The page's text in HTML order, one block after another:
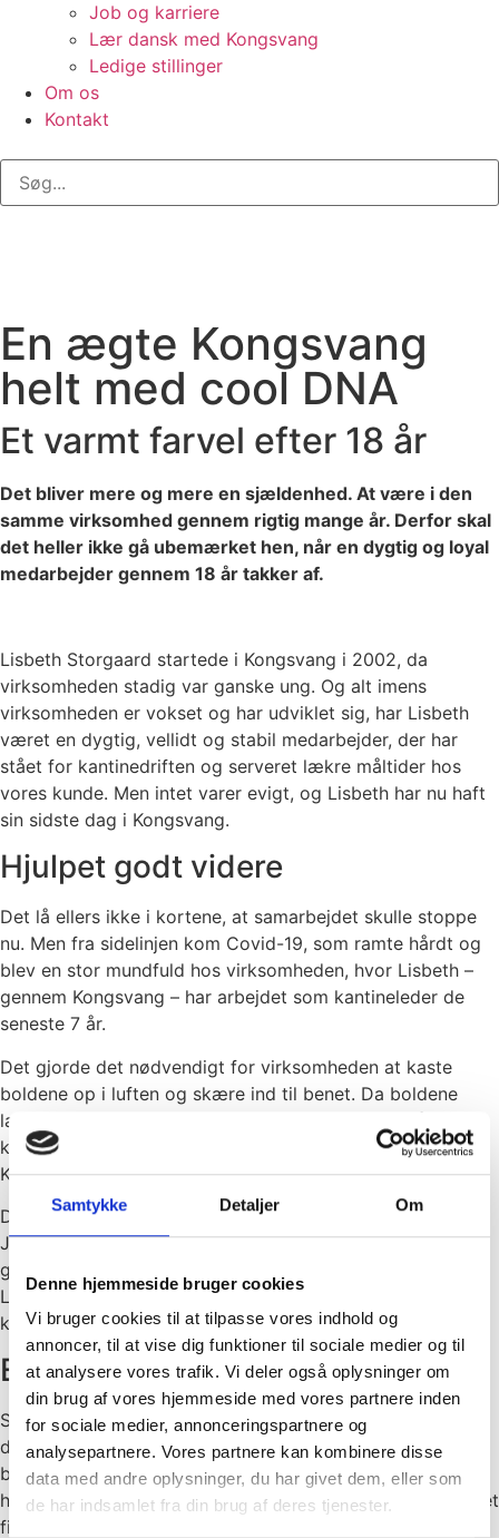
Samtykke Detaljer Om
Denne hjemmeside bruger cookies
Vi bruger cookies til at tilpasse vores indhold og
annoncer, til at vise dig funktioner til sociale medier og til
at analysere vores trafik. Vi deler også oplysninger om
din brug af vores hjemmeside med vores partnere inden
for sociale medier, annonceringspartnere og
analysepartnere. Vores partnere kan kombinere disse
data med andre oplysninger, du har givet dem, eller som
de har indsamlet fra din brug af deres tjenester.
Job og karriere
Lær dansk med Kongsvang
Ledige stillinger
Om os
Kontakt
En ægte Kongsvang
helt med cool DNA
Et varmt farvel efter 18 år
Det bliver mere og mere en sjældenhed. At være i den
samme virksomhed gennem rigtig mange år. Derfor skal
det heller ikke gå ubemærket hen, når en dygtig og loyal
medarbejder gennem 18 år takker af.
Lisbeth Storgaard startede i Kongsvang i 2002, da
virksomheden stadig var ganske ung. Og alt imens
virksomheden er vokset og har udviklet sig, har Lisbeth
været en dygtig, vellidt og stabil medarbejder, der har
stået for kantinedriften og serveret lækre måltider hos
vores kunde. Men intet varer evigt, og Lisbeth har nu haft
sin sidste dag i Kongsvang.
Hjulpet godt videre
Det lå ellers ikke i kortene, at samarbejdet skulle stoppe
nu. Men fra sidelinjen kom Covid-19, som ramte hårdt og
blev en stor mundfuld hos virksomheden, hvor Lisbeth –
gennem Kongsvang – har arbejdet som kantineleder de
seneste 7 år.
Det gjorde det nødvendigt for virksomheden at kaste
boldene op i luften og skære ind til benet. Da boldene
landede, stod det klart, at det blandt andet ville få
konsekvenser for det mangeårige samarbejde med
Kongsvang om kantinedriften.
Det blev her vigtigt for vores to direktører, Christina og
Jørgen, at hjælpe Lisbeth godt videre. Og derfor var
glæden også stor for alle parter, da de sammen med
Lisbeth og virksomheden fandt en løsning, hvor Lisbeth
kunne blive hos lige præcis dem.
En varm afsked
Selvom der blev sagt “på gensyn” og ikke “farvel”, så var
det dog en afsked, som naturligvis skulle markeres. Det
blev den hos Kongsvang, hvor Lisbeth kom forbi til en
hyggelig morgenreception. Og hvor hun leverede en meget
fin tale om sin rejse og sine oplevelser med Kongsvang